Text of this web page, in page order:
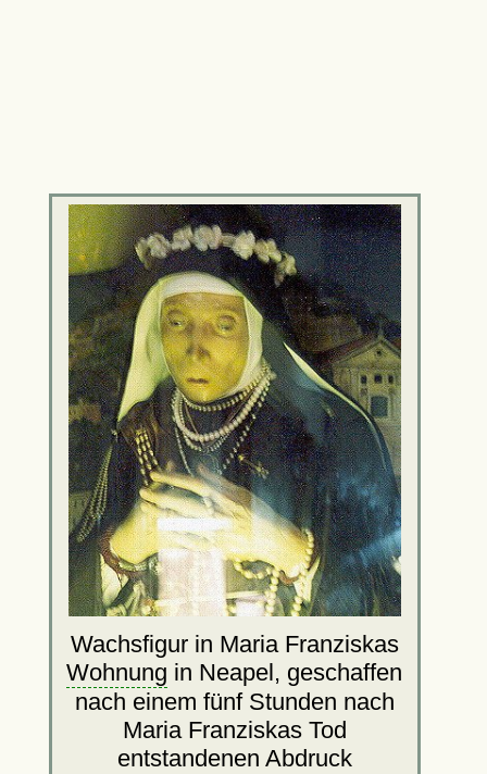
Wachsfigur in Maria Franziskas
Wohnung in Neapel, geschaffen
nach einem fünf Stunden nach
Maria Franziskas Tod
entstandenen Abdruck